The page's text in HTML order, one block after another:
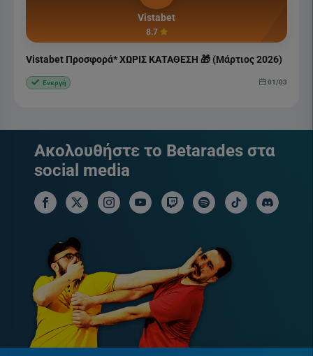
Vistabet
8.7
Vistabet Προσφορά* ΧΩΡΙΣ ΚΑΤΑΘΕΣΗ 🎁 (Μάρτιος 2026)
Ενεργή 01/03
Ακολουθήστε το Betarades στα
social media
facebook social link
x social linkinstagram social link
youtube social link
twitch social link
spotify social link
tiktok social link
discord